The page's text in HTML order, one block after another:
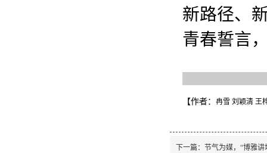
新路径、
青春誓言
【作者： 冉雪 刘颖清 王
下一篇： 节气为媒，“博雅